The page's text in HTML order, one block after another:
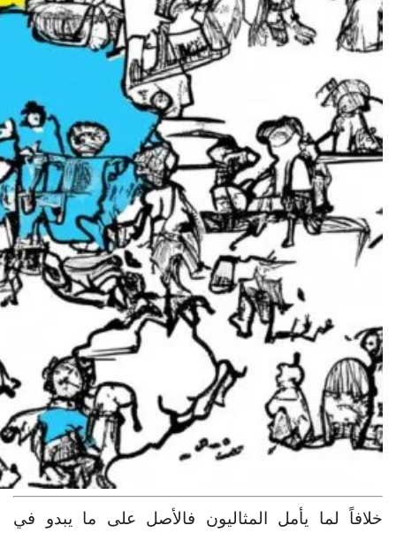
خلافاً لما يأمل المثاليون فالأصل على ما يبدو في